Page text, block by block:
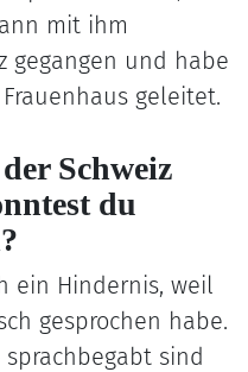
mit ihm
gegangen und habe
geleitet.
Schweiz
du
ein Hindernis, weil
gesprochen habe.
sind